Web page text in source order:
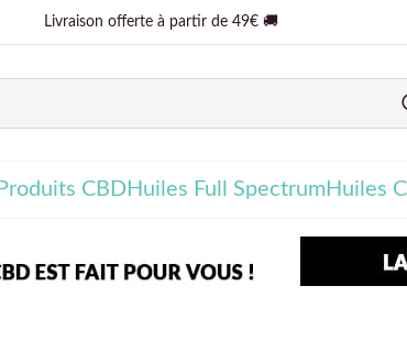
Livraison offerte à partir de 49€ 🚚
CBDHuiles Full SpectrumHuiles